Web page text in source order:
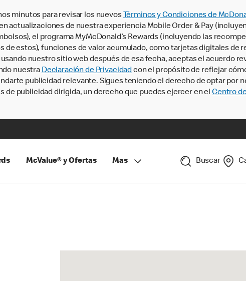
minutos para revisar los nuevos Términos y Condiciones de
actualizaciones de nuestra experiencia Mobile Order & Pay
el programa MyMcDonald’s Rewards (incluyendo las
de estos), funciones de valor acumulado, como tarjetas digitales de
nuestro sitio web después de esa fecha, aceptas el acuerdo
nuestra Declaración de Privacidadcon el propósito de reflejar
publicidad relevante. Sigues teniendo el derecho de optar por
publicidad dirigida, un derecho que puedes ejercer en el Centro
McValue® y Ofertas Mas Buscar